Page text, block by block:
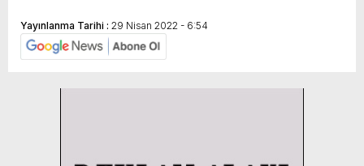
Yayınlanma Tarihi : 29 Nisan 2022 - 6:54